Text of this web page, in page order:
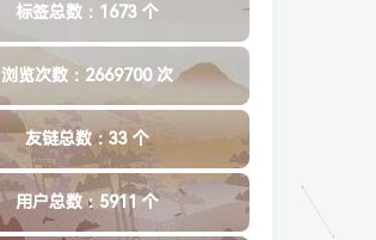
标签总数：1673 个
浏览次数：2669700 次
友链总数：33 个
用户总数：5911 个